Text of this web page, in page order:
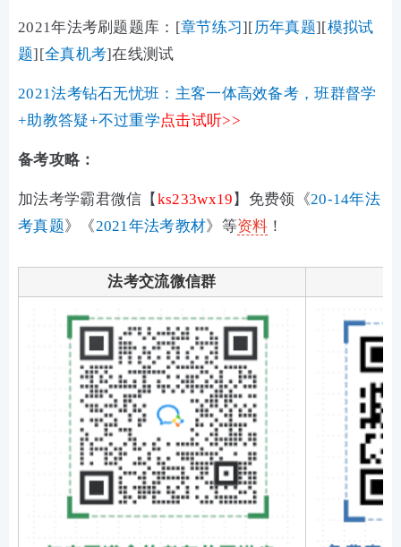
2021年法考刷题题库：[章节练习][历年真题][模拟试
题][全真机考]在线测试
2021法考钻石无忧班：主客一体高效备考，班群督学
+助教答疑+不过重学点击试听>>
备考攻略：
加法考学霸君微信【 ks233wx19 】免费领《20-14年法
考真题》《2021年法考教材》等资料 ！
法考交流微信群